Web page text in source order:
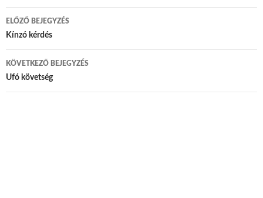
Bejegyzés navigáció
ELŐZŐ BEJEGYZÉS
Kínzó kérdés
KÖVETKEZŐ BEJEGYZÉS
Ufó követség